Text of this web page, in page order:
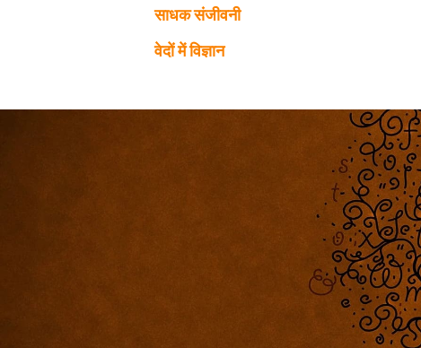
साधक संजीवनी
वेदों में विज्ञान